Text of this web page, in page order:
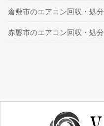
倉敷市のエアコン回収・処分
赤磐市のエアコン回収・処分